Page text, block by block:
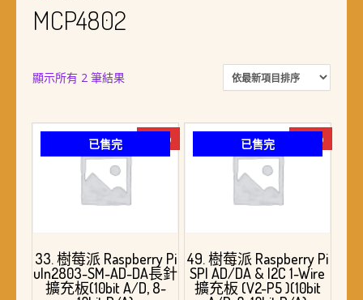
MCP4802
顯示所有 2 筆結果依
項
排
已售完 -17%
33. 樹莓派 Raspberry Pi
uln2803-SM-AD-DA長針
擴充板(10bit A/D, 8-
已售完 -15%
49. 樹莓派 Raspberry Pi
SPI AD/DA & I2C 1-Wire
擴充板 (V2-P5 )(10bit